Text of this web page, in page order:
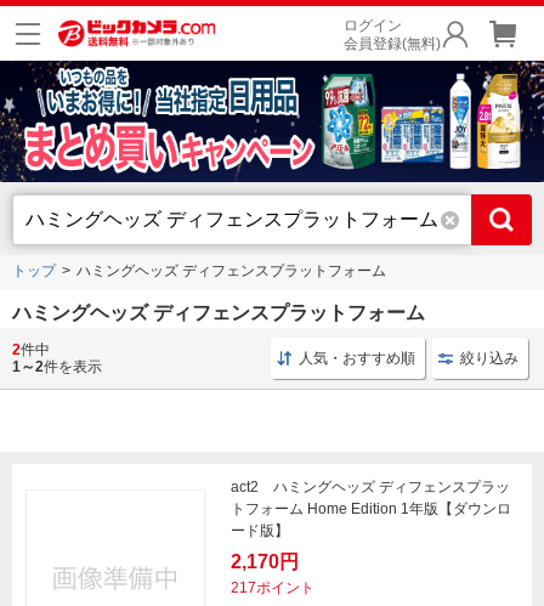
ログイン
会員登録(無料)
トップ ハミングヘッズ ディフェンスプラットフォーム
ハミングヘッズ ディフェンスプラットフォーム
ウイルス対策ソフト ダウンロード版 ウイルス対策 ウイル
2件中
1～2件を表示 人気・おすすめ順 絞り込み
act2 ハミングヘッズ ディフェンスプラッ
トフォーム Home Edition 1年版【ダウンロ
ード版】
2,170円
217ポイント